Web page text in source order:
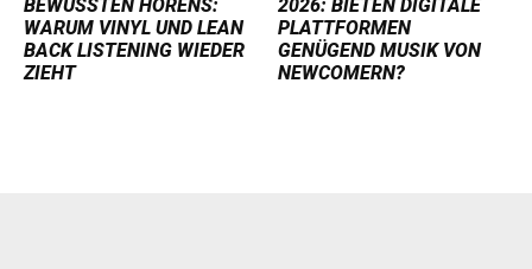
BEWUSSTEN HÖRENS:
WARUM VINYL UND LEAN
BACK LISTENING WIEDER
ZIEHT
2026: BIETEN DIGITALE
PLATTFORMEN
GENÜGEND MUSIK VON
NEWCOMERN?